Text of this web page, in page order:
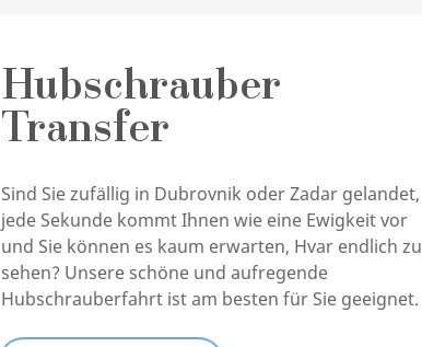
Hubschrauber
Transfer
Sind Sie zufällig in Dubrovnik oder Zadar gelandet,
jede Sekunde kommt Ihnen wie eine Ewigkeit vor
und Sie können es kaum erwarten, Hvar endlich zu
sehen? Unsere schöne und aufregende
Hubschrauberfahrt ist am besten für Sie geeignet.